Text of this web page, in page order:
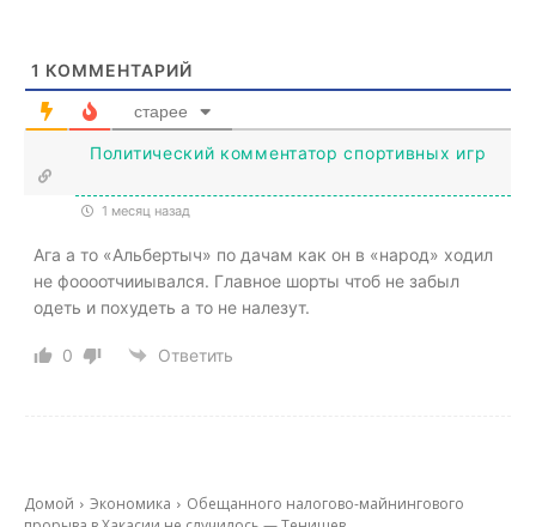
1 КОММЕНТАРИЙ
старее
Политический комментатор спортивных игр
1 месяц назад
Ага а то «Альбертыч» по дачам как он в «народ» ходил
не фоооотчииывался. Главное шорты чтоб не забыл
одеть и похудеть а то не налезут.
0 Ответить